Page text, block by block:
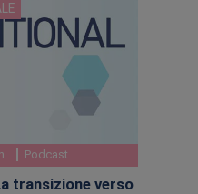
Gestione del paziente Podcast
transizione verso